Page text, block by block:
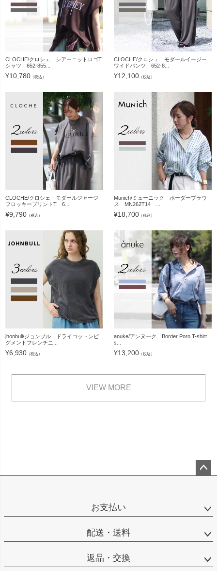
CLOCHE/クロシェ シアーニットロゴT
シャツ 652-855...
¥10,780 （税込）
CLOCHE/クロシェ モダールイージー
ワイドパンツ 652-8...
¥12,100 （税込）
CLOCHE/クロシェ モダールジャージ
フロッキープリントT 6...
¥9,790 （税込）
Munich/ミューニック ボーダーブラウ
ス MN262T14 ...
¥18,700 （税込）
jhonbull/ジョンブル ドライコットンピ
グメントフレンチニ...
¥6,930 （税込）
anuke/アンヌーク Border Poro T-shirt
s...
¥13,200 （税込）
VIEW MORE
お支払い
配送・送料
返品・交換